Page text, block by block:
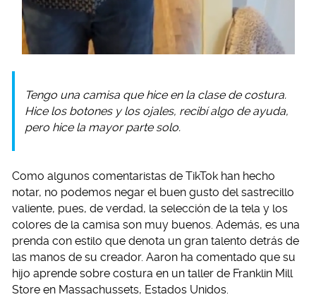
Tengo una camisa que hice en la clase de costura.
Hice los botones y los ojales, recibí algo de ayuda,
pero hice la mayor parte solo.
Como algunos comentaristas de TikTok han hecho
notar, no podemos negar el buen gusto del sastrecillo
valiente, pues, de verdad, la selección de la tela y los
colores de la camisa son muy buenos. Además, es una
prenda con estilo que denota un gran talento detrás de
las manos de su creador. Aaron ha comentado que su
hijo aprende sobre costura en un taller de Franklin Mill
Store en Massachussets, Estados Unidos.